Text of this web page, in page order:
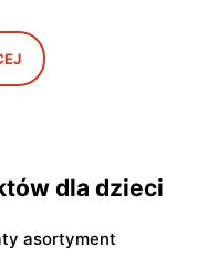
dla dzieci
asortyment